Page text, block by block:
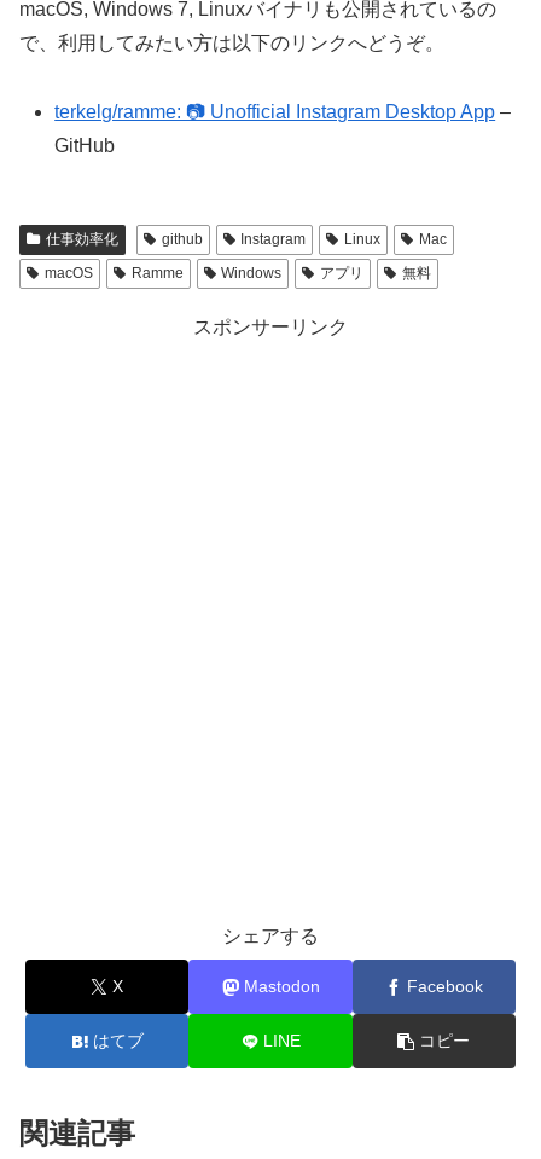
macOS, Windows 7, Linuxバイナリも公開されているの
で、利用してみたい方は以下のリンクへどうぞ。
terkelg/ramme: 📷 Unofficial Instagram Desktop App –
GitHub
仕事効率化 github Instagram Linux
Mac
macOS
Ramme Windows アプリ 無料
スポンサーリンク
シェアする
X Mastodon Facebook
はてブ LINE コピー
関連記事